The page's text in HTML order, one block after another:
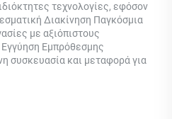
τεχνολογίες, εφόσον
Διακίνηση Παγκόσμια
με αξιόπιστους
Εμπρόθεσμης
συσκευασία και μεταφορά για